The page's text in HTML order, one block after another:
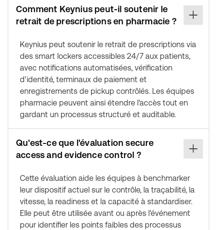
Comment Keynius peut-il soutenir le
retrait de prescriptions en pharmacie ?
Keynius peut soutenir le retrait de prescriptions via
des smart lockers accessibles 24/7 aux patients,
avec notifications automatisées, vérification
d'identité, terminaux de paiement et
enregistrements de pickup contrôlés. Les équipes
pharmacie peuvent ainsi étendre l'accès tout en
gardant un processus structuré et auditable.
Qu'est-ce que l'évaluation secure
access and evidence control ?
Cette évaluation aide les équipes à benchmarker
leur dispositif actuel sur le contrôle, la traçabilité, la
vitesse, la readiness et la capacité à standardiser.
Elle peut être utilisée avant ou après l'événement
pour identifier les points faibles des processus